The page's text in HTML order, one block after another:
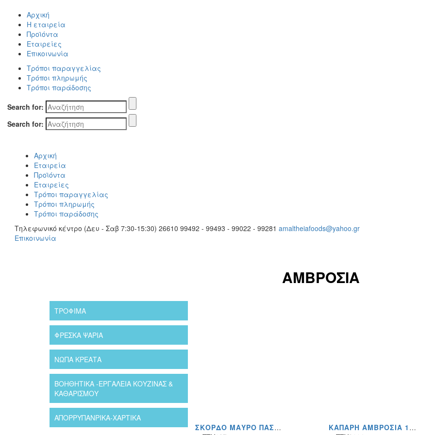
Αρχική
Η εταιρεία
Προϊόντα
Εταιρείες
Επικοινωνία
Τρόποι παραγγελίας
Τρόποι πληρωμής
Τρόποι παράδοσης
Search for:
Search for:
Αρχική
Εταιρεία
Προϊόντα
Εταιρείες
Τρόποι παραγγελίας
Τρόποι πληρωμής
Τρόποι παράδοσης
Τηλεφωνικό κέντρο (Δευ - Σαβ 7:30-15:30) 26610 99492 - 99493 - 99022 - 99281 amaltheiafoods@yahoo.gr
Επικοινωνία
ΑΜΒΡΟΣΙΑ
ΤΡΟΦΙΜΑ
ΦΡΈΣΚΑ ΨΆΡΙΑ
ΝΩΠΆ ΚΡΈΑΤΑ
ΒΟΗΘΗΤΙΚΑ -ΕΡΓΑΛΕΙΑ ΚΟΥΖΙΝΑΣ &
ΚΑΘΑΡΙΣΜΟΥ
ΑΠΟΡΡΥΠΑΝΡΙΚΑ-ΧΑΡΤΙΚΑ
ΣΚΌΡΔΟ ΜΑΎΡΟ ΠΆΣΤΑ 1KG ΤΆΠΕΡ (ΤΙΜΉ ΤΕΜΆΧΙΟ)
ΚΆΠΑΡΗ ΑΜΒΡΟΣΊΑ 1.2KG ΤΙΜΉ ΤΕΜΑΧΊΟΥ